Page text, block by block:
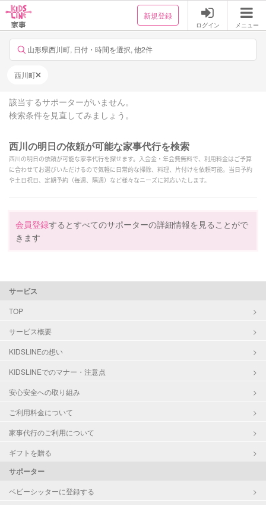
新規登録
ログイン メニュー
山形県西川町, 日付・時間を選択, 他2件
西川町
該当するサポーターがいません。
検索条件を見直してみましょう。
西川の明日の依頼が可能な家事代行を検索
西川の明日の依頼が可能な家事代行を探せます。入会金・年会費無料で、利用料金はご予算
に合わせてお選びいただけるので気軽に日常的な掃除、料理、片付けを依頼可能。当日予約
や土日祝日、定期予約（毎週、隔週）など様々なニーズに対応いたします。
会員登録するとすべてのサポーターの詳細情報を見ることがで
きます
サービス
TOP
サービス概要
KIDSLINEの想い
KIDSLINEでのマナー・注意点
安心安全への取り組み
ご利用料金について
家事代行のご利用について
ギフトを贈る
サポーター
ベビーシッターに登録する